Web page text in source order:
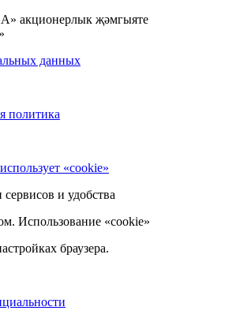
акционерлык җәмгыяте
данных
политика
«cookie»
и удобства
Использование «cookie»
браузера.